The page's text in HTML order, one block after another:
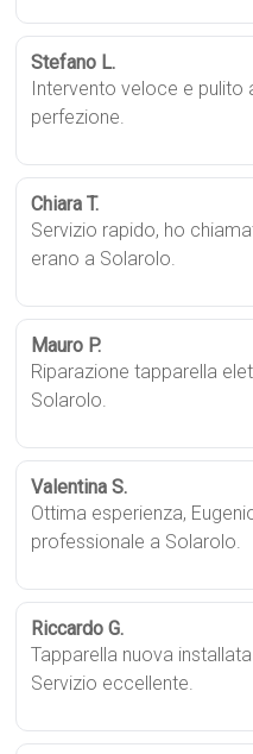
Stefano L.
Intervento veloce e pulito
perfezione.
Chiara T.
Servizio rapido, ho
erano a Solarolo.
Mauro P.
Riparazione tapparella
Solarolo.
Valentina S.
Ottima esperienza,
professionale a Solarolo.
Riccardo G.
Tapparella nuova
Servizio eccellente.